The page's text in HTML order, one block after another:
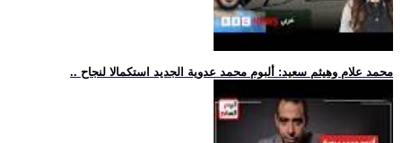
.. محمد علام وهيثم سعيد: ألبوم محمد عدوية الجديد استكمالا لنجاح